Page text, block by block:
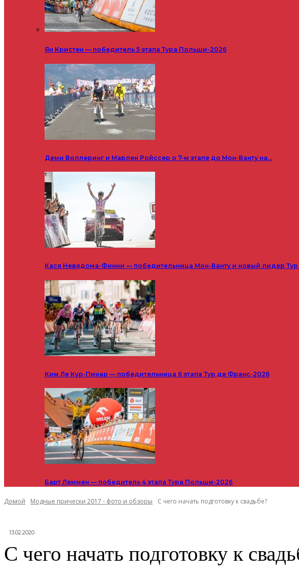
Ян Кристен — победитель 5 этапа Тура Польши-2026
Деми Воллеринг и Марлен Ройссер о 7-м этапе до Мон-Ванту на…
Кася Невядома-Финни — победительница Мон-Ванту и новый лидер
Ким Ле Кур-Пинар — победительница 6 этапа Тур де Франс-2026
Барт Леммен — победитель 4 этапа Тура Польши-2026
Домой Модные прически 2017 - фото и обзоры С чего начать подготовку к свадьбе?
13.02.2020
С чего начать подготовку к